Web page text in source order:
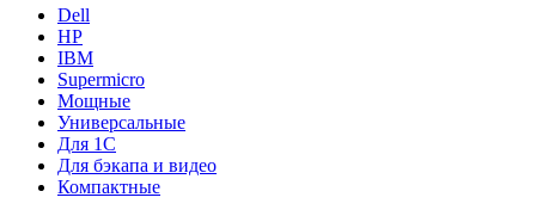
Dell
HP
IBM
Supermicro
Мощные
Универсальные
Для 1С
Для бэкапа и видео
Компактные